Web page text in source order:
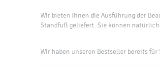
Wir bieten Ihnen die Ausführung der
Standfuß geliefert. Sie können natürlich
Wir haben unseren Bestseller bereits